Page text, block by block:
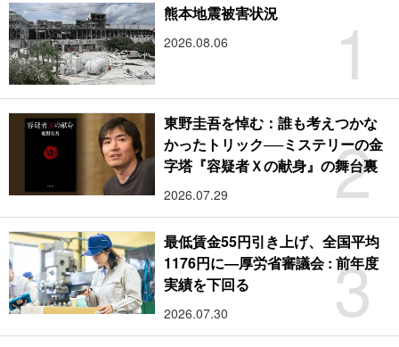
1
熊本地震被害状況
2026.08.06
2
東野圭吾を悼む：誰も考えつかな
かったトリック──ミステリーの金
字塔『容疑者Ｘの献身』の舞台裏
2026.07.29
3
最低賃金55円引き上げ、全国平均
1176円に―厚労省審議会 : 前年度
実績を下回る
2026.07.30